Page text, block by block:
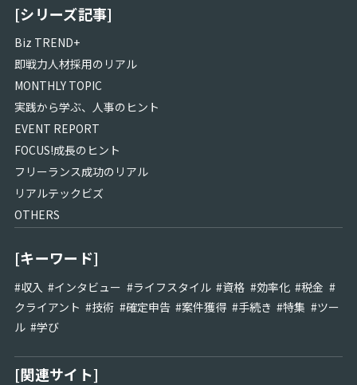
MONTHLY
TOPIC
実
践
か
ら
ぶ、
人
事
の
ヒ
ン
EVENT
REPORT
FOCUS!
成
の
ヒ
[シリーズ記事]
Biz TREND+
即戦力人材採用のリアル
MONTHLY TOPIC
実践から学ぶ、人事のヒント
EVENT REPORT
FOCUS!成長のヒント
フリーランス成功のリアル
リアルテックビズ
OTHERS
[キーワード]
#収入 #インタビュー #ライフスタイル #資格 #効率化 #税金 #
クライアント #技術 #確定申告 #案件獲得 #手続き #特集 #ツー
ル #学び
[関連サイト]